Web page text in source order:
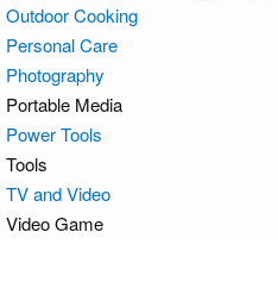
Outdoor Cooking
Personal Care
Photography
Portable Media
Power Tools
Tools
TV and Video
Video Game